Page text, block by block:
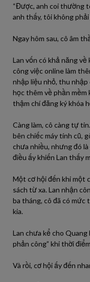
“Được, anh coi thường
anh thấy, tôi không phải
Ngay hôm sau, cô âm
Lan vốn có khả năng về
công việc online làm
nhập liệu nhỏ, thu nhập
học thêm về phần mềm
thậm chí đăng ký khóa
Càng làm, cô càng tự
bên chiếc máy tính cũ,
chưa nhiều, nhưng đó
điều ấy khiến Lan thấy
Một cơ hội đến khi một
sách từ xa. Lan nhận
ba tháng, cô đã có
kia.
Lan chưa kể cho Quang
phản công” khi thời
Và rồi, cơ hội ấy đến